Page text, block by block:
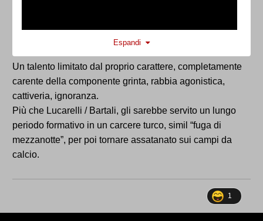
Espandi
Un talento limitato dal proprio carattere, completamente
carente della componente grinta, rabbia agonistica,
cattiveria, ignoranza.
Più che Lucarelli / Bartali, gli sarebbe servito un lungo
periodo formativo in un carcere turco, simil “fuga di
mezzanotte”, per poi tornare assatanato sui campi da
calcio.
1